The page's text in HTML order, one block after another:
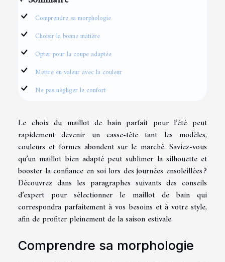
Comprendre sa morphologie
Choisir la bonne matière
Opter pour la coupe adaptée
Mettre en valeur avec la couleur
Ne pas négliger le confort
Le choix du maillot de bain parfait pour l’été peut
rapidement devenir un casse-tête tant les modèles,
couleurs et formes abondent sur le marché. Saviez-vous
qu’un maillot bien adapté peut sublimer la silhouette et
booster la confiance en soi lors des journées ensoleillées ?
Découvrez dans les paragraphes suivants des conseils
d’expert pour sélectionner le maillot de bain qui
correspondra parfaitement à vos besoins et à votre style,
afin de profiter pleinement de la saison estivale.
Comprendre sa morphologie